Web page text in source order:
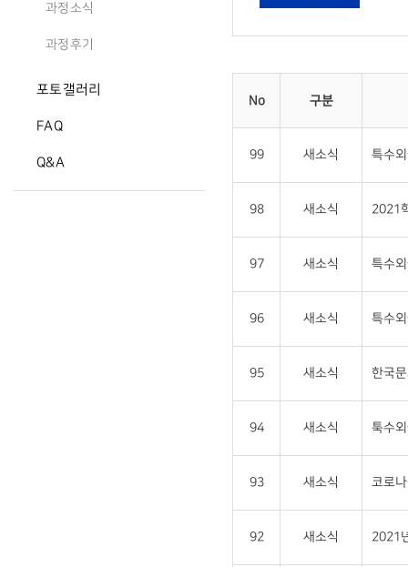
과정소식
과정후기
포토갤러리
FAQ
Q&A
No 구분
99 새소식 특수
98 새소식 2021
97 새소식 특수
96 새소식 특수
95 새소식 한국
94 새소식 툭수
93 새소식 코로
92 새소식 2021